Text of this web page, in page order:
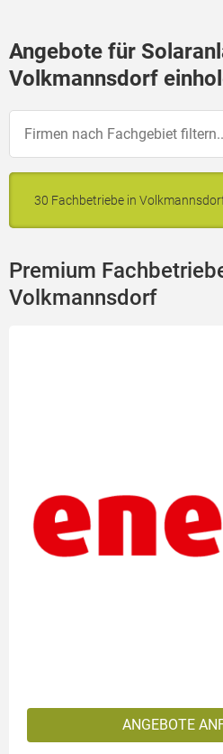
Angebote für
Volkmannsdorf
30 Fachbetriebe in
Premium
Volkmannsdorf
ANGEBOTE